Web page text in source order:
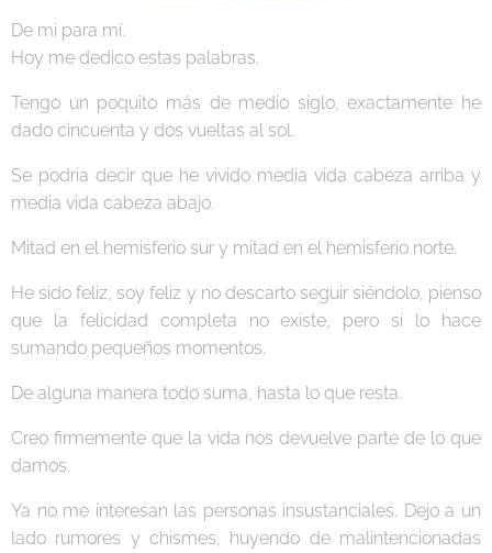
De mi para mí.
Hoy me dedico estas palabras.
Tengo un poquito más de medio siglo, exactamente he
dado cincuenta y dos vueltas al sol.
Se podria decir que he vivido media vida cabeza arriba y
media vida cabeza abajo.
Mitad en el hemisferio sur y mitad en el hemisferio norte.
He sido feliz, soy feliz y no descarto seguir siéndolo, pienso
que la felicidad completa no existe, pero si lo hace
sumando pequeños momentos.
De alguna manera todo suma, hasta lo que resta.
Creo firmemente que la vida nos devuelve parte de lo que
damos.
Ya no me interesan las personas insustanciales. Dejo a un
lado rumores y chismes, huyendo de malintencionadas